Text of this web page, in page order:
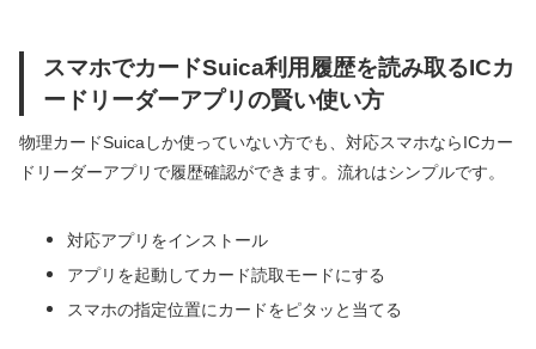
スマホでカードSuica利用履歴を読み取るICカ
ードリーダーアプリの賢い使い方
物理カードSuicaしか使っていない方でも、対応スマホならICカー
ドリーダーアプリで履歴確認ができます。流れはシンプルです。
対応アプリをインストール
アプリを起動してカード読取モードにする
スマホの指定位置にカードをピタッと当てる